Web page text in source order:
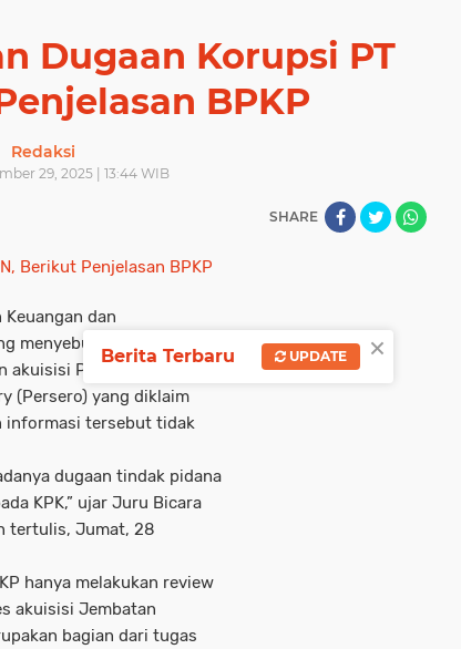
Dugaan Korupsi PT
BPKP
Redaksi
29, 2025 | 13:44 WIB
SHARE
Keuangan dan
menyebut adanya laporan
PT Jembatan
(Persero) yang diklaim
informasi tersebut tidak
dugaan tindak pidana
KPK,” ujar Juru Bicara
tertulis, Jumat, 28
hanya melakukan review
akuisisi Jembatan
bagian dari tugas
×
Berita Terbaru UPDATE